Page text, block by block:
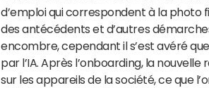
d’emploi qui correspondent à la photo
des antécédents et d’autres
encombre, cependant il s’est avéré
par l’IA. Après l’onboarding, la
sur les appareils de la société, ce que